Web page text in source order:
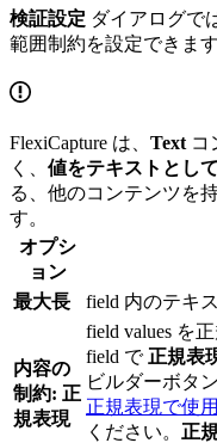
検証設定 ダイアログで
範囲制約を設定できます
FlexiCapture は、 Text コ
く、 値をテキストとし
る、他のコンテンツを
す。
オプシ
ョン
最大長 field 内のテキ
内容の
制約: 正
規表現
field values を
field で 正規表
ビルダーボタ
正規表現で使
ください。 正